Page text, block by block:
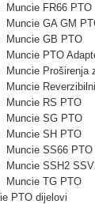
Muncie FR66 PTO
Muncie GA GM
Muncie GB PTO
Muncie PTO
Muncie Proširenja
Muncie
Muncie RS PTO
Muncie SG PTO
Muncie SH PTO
Muncie SS66 PTO
Muncie SSH2
Muncie TG PTO
PTO dijelovi